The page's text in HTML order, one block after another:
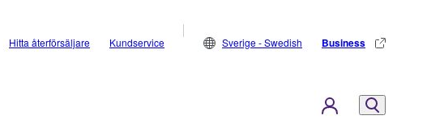
Hitta återförsäljare Kundservice Sverige - Swedish Business